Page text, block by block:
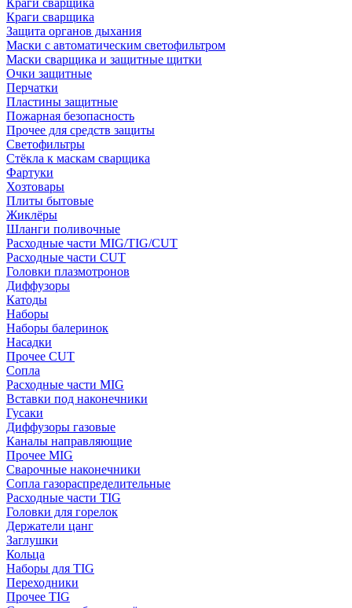
Краги сварщика
Краги сварщика
Защита органов дыхания
Маски с автоматическим светофильтром
Маски сварщика и защитные щитки
Очки защитные
Перчатки
Пластины защитные
Пожарная безопасность
Прочее для средств защиты
Светофильтры
Стёкла к маскам сварщика
Фартуки
Хозтовары
Плиты бытовые
Жиклёры
Шланги поливочные
Расходные части MIG/TIG/CUT
Расходные части CUT
Головки плазмотронов
Диффузоры
Катоды
Наборы
Наборы балеринок
Насадки
Прочее CUT
Сопла
Расходные части MIG
Вставки под наконечники
Гусаки
Диффузоры газовые
Каналы направляющие
Прочее MIG
Сварочные наконечники
Сопла газораспределительные
Расходные части TIG
Головки для горелок
Держатели цанг
Заглушки
Кольца
Наборы для TIG
Переходники
Прочее TIG